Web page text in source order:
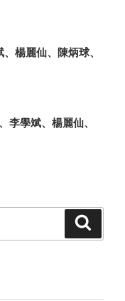
楊麗仙、陳炳球、
學斌、楊麗仙、